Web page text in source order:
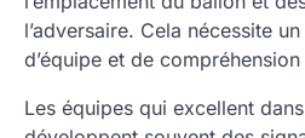
l’adversaire. Cela nécessite
d’équipe et de
Les équipes qui excellent